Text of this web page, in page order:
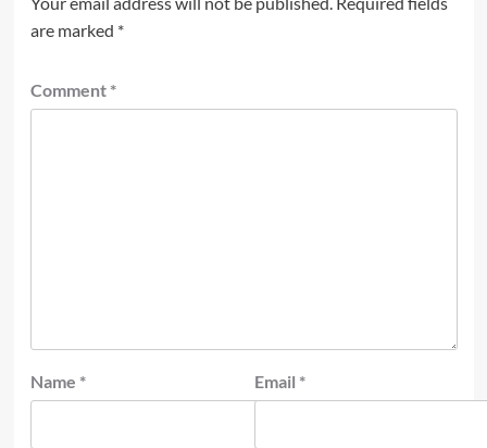
are marked *
Comment *
Name * Email *